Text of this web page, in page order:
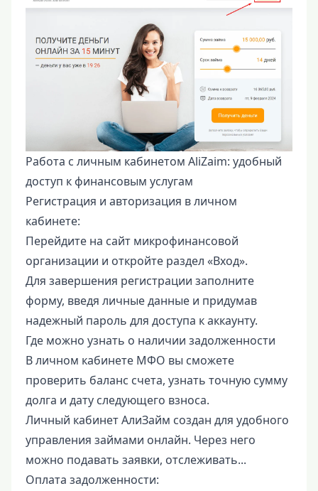
Работа с личным кабинетом AliZaim: удобный
доступ к финансовым услугам
Регистрация и авторизация в личном
кабинете:
Перейдите на сайт микрофинансовой
организации и откройте раздел «Вход».
Для завершения регистрации заполните
форму, введя личные данные и придумав
надежный пароль для доступа к аккаунту.
Где можно узнать о наличии задолженности
В личном кабинете МФО вы сможете
проверить баланс счета, узнать точную сумму
долга и дату следующего взноса.
Личный кабинет АлиЗайм создан для удобного
управления займами онлайн. Через него
можно подавать заявки, отслеживать...
Оплата задолженности: